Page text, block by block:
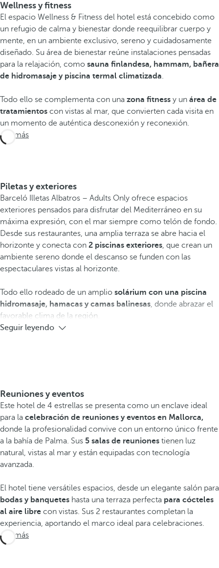
Wellness y fitness
El espacio Wellness & Fitness del hotel está concebido como
un refugio de calma y bienestar donde reequilibrar cuerpo y
mente, en un ambiente exclusivo, sereno y cuidadosamente
diseñado. Su área de bienestar reúne instalaciones pensadas
para la relajación, como sauna finlandesa, hammam, bañera
de hidromasaje y piscina termal climatizada.
Todo ello se complementa con una zona fitness y un área de
tratamientos con vistas al mar, que convierten cada visita en
un momento de auténtica desconexión y reconexión.
Ver más
Piletas y exteriores
Barceló Illetas Albatros – Adults Only ofrece espacios
exteriores pensados para disfrutar del Mediterráneo en su
máxima expresión, con el mar siempre como telón de fondo.
Desde sus restaurantes, una amplia terraza se abre hacia el
horizonte y conecta con 2 piscinas exteriores, que crean un
ambiente sereno donde el descanso se funden con las
espectaculares vistas al horizonte.
Todo ello rodeado de un amplio solárium con una piscina
hidromasaje, hamacas y camas balinesas, donde abrazar el
favorable clima de la región.
Seguir leyendo
Reuniones y eventos
Este hotel de 4 estrellas se presenta como un enclave ideal
para la celebración de reuniones y eventos en Mallorca,
donde la profesionalidad convive con un entorno único frente
a la bahía de Palma. Sus 5 salas de reuniones tienen luz
natural, vistas al mar y están equipadas con tecnología
avanzada.
El hotel tiene versátiles espacios, desde un elegante salón para
bodas y banquetes hasta una terraza perfecta para cócteles
al aire libre con vistas. Sus 2 restaurantes completan la
experiencia, aportando el marco ideal para celebraciones.
Ver más